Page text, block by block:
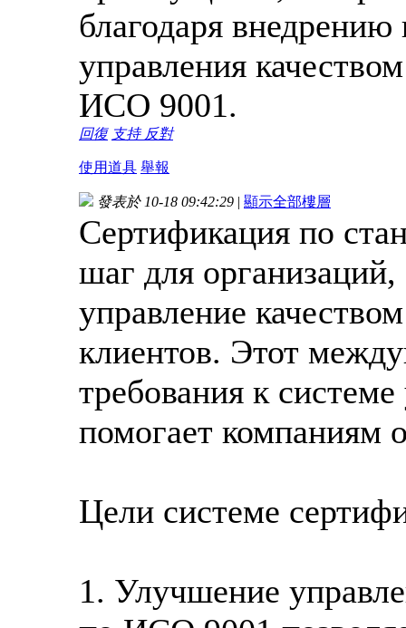
благодаря
управления
ИСО 9001.
回復 支持 反對
使用道具 舉報
發表於 10-18 09:42:29 | 顯示全部樓層
Сертификация по
шаг для
управление
клиентов. Этот
требования к
помогает компаниям
Цели системе
1. Улучшение